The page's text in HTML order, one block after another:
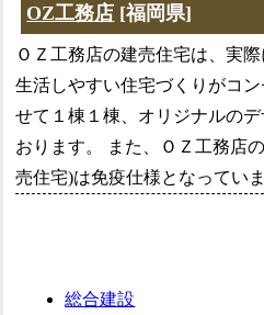
OZ工務店 [福岡県]
ＯＺ工務店の建売住宅は、実
生活しやすい住宅づくりがコ
せて１棟１棟、オリジナルの
おります。 また、ＯＺ工務店
売住宅)は免疫仕様となっていま
総合建設